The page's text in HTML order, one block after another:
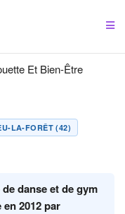
Et Bien-Être
LA-FORÊT (42)
danse et de gym
2012 par